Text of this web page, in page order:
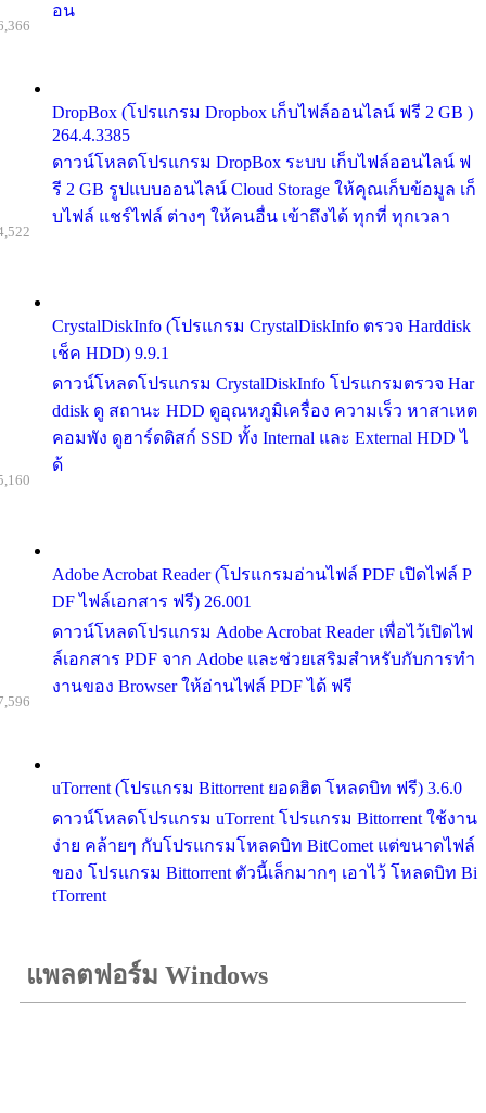
อน
DropBox (โปรแกรม Dropbox เก็บไฟล์ออนไลน์ ฟรี 2 GB )
264.4.3385
ดาวน์โหลดโปรแกรม DropBox ระบบ เก็บไฟล์ออนไลน์ ฟ
รี 2 GB รูปแบบออนไลน์ Cloud Storage ให้คุณเก็บข้อมูล เก็
บไฟล์ แชร์ไฟล์ ต่างๆ ให้คนอื่น เข้าถึงได้ ทุกที่ ทุกเวลา
CrystalDiskInfo (โปรแกรม CrystalDiskInfo ตรวจ Harddisk
เช็ค HDD) 9.9.1
ดาวน์โหลดโปรแกรม CrystalDiskInfo โปรแกรมตรวจ Har
ddisk ดู สถานะ HDD ดูอุณหภูมิเครื่อง ความเร็ว หาสาเหต
คอมพัง ดูฮาร์ดดิสก์ SSD ทั้ง Internal และ External HDD ไ
ด้
Adobe Acrobat Reader (โปรแกรมอ่านไฟล์ PDF เปิดไฟล์ P
DF ไฟล์เอกสาร ฟรี) 26.001
ดาวน์โหลดโปรแกรม Adobe Acrobat Reader เพื่อไว้เปิดไฟ
ล์เอกสาร PDF จาก Adobe และช่วยเสริมสำหรับกับการทำ
งานของ Browser ให้อ่านไฟล์ PDF ได้ ฟรี
uTorrent (โปรแกรม Bittorrent ยอดฮิต โหลดบิท ฟรี) 3.6.0
ดาวน์โหลดโปรแกรม uTorrent โปรแกรม Bittorrent ใช้งาน
ง่าย คล้ายๆ กับโปรแกรมโหลดบิท BitComet แต่ขนาดไฟล์
ของ โปรแกรม Bittorrent ตัวนี้เล็กมากๆ เอาไว้ โหลดบิท Bi
tTorrent
แพลตฟอร์ม Windows